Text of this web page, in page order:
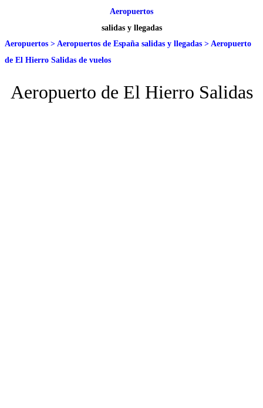
Aeropuertos
salidas y llegadas
Aeropuertos > Aeropuertos de España salidas y llegadas > Aeropuerto
de El Hierro Salidas de vuelos
Aeropuerto de El Hierro Salidas